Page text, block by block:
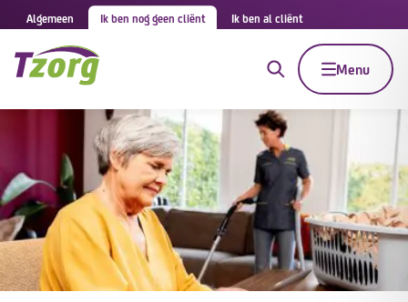
Algemeen Ik ben nog geen cliënt Ik ben al cliënt
Menu